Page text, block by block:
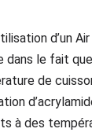
d’un
dans le fait
de
à des